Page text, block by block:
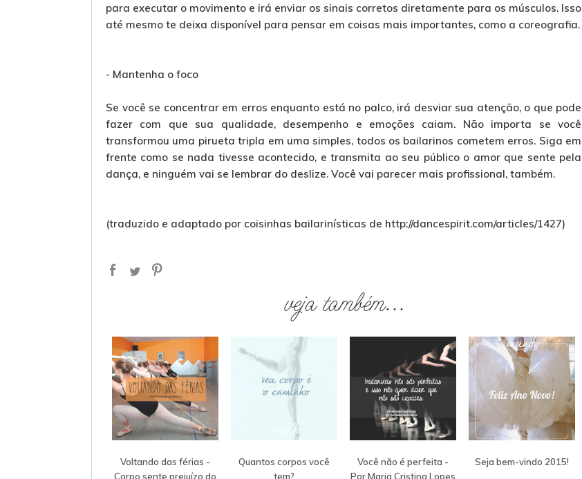
para executar o movimento e irá enviar os sinais corretos diretamente para os músculos. Isso
até mesmo te deixa disponível para pensar em coisas mais importantes, como a coreografia.
- Mantenha o foco
Se você se concentrar em erros enquanto está no palco, irá desviar sua atenção, o que pode
fazer com que sua qualidade, desempenho e emoções caiam. Não importa se você
transformou uma pirueta tripla em uma simples, todos os bailarinos cometem erros. Siga em
frente como se nada tivesse acontecido, e transmita ao seu público o amor que sente pela
dança, e ninguém vai se lembrar do deslize. Você vai parecer mais profissional, também.
(traduzido e adaptado por coisinhas bailarinísticas de http://dancespirit.com/articles/1427)
veja também...
Voltando das férias -
Corpo sente prejuízo do
Quantos corpos você
tem?
Você não é perfeita -
Por Maria Cristina Lopes
Seja bem-vindo 2015!